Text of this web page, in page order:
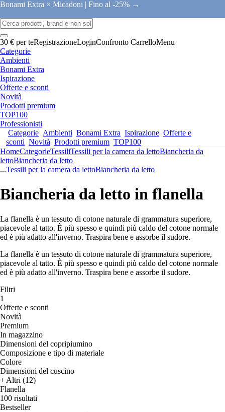
Bonami Extra × Micadoni | Fino al -25% →
30 € per teRegistrazioneLoginConfronto CarrelloMenu
Categorie
Ambienti
Bonami Extra
Ispirazione
Offerte e sconti
Novità
Prodotti premium
TOP100
Professionisti
Categorie Ambienti Bonami Extra Ispirazione Offerte e
sconti Novità Prodotti premium TOP100
HomeCategorieTessiliTessili per la camera da lettoBiancheria da
lettoBiancheria da letto
...Tessili per la camera da lettoBiancheria da letto
Biancheria da letto in flanella
La flanella è un tessuto di cotone naturale di grammatura superiore,
piacevole al tatto. È più spesso e quindi più caldo del cotone normale
ed è più adatto all'inverno. Traspira bene e assorbe il sudore.
La flanella è un tessuto di cotone naturale di grammatura superiore,
piacevole al tatto. È più spesso e quindi più caldo del cotone normale
ed è più adatto all'inverno. Traspira bene e assorbe il sudore.
Filtri
1
Offerte e sconti
Novità
Premium
In magazzino
Dimensioni del copripiumino
Composizione e tipo di materiale
Colore
Dimensioni del cuscino
+ Altri (12)
Flanella
100 risultati
Bestseller